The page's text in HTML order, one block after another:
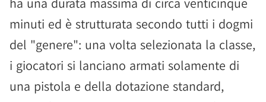
minuti ed è strutturata secondo tutti i dogmi
del "genere": una volta selezionata la classe,
i giocatori si lanciano armati solamente di
una pistola e della dotazione standard,